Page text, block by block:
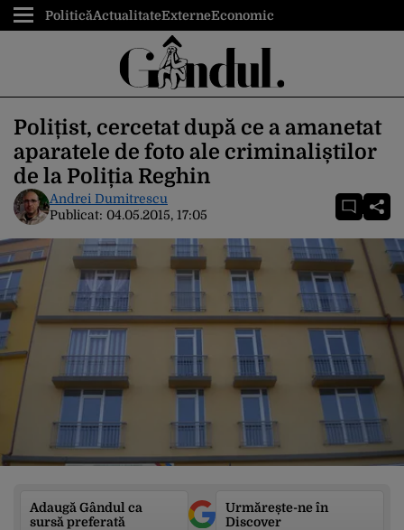
PoliticăActualitateExterneEconomic
Polițist, cercetat după ce a amanetat
aparatele de foto ale criminaliștilor
de la Poliția Reghin
Andrei Dumitrescu
Publicat: 04.05.2015, 17:05
Adaugă Gândul ca
sursă preferată
Urmărește-ne în
Discover